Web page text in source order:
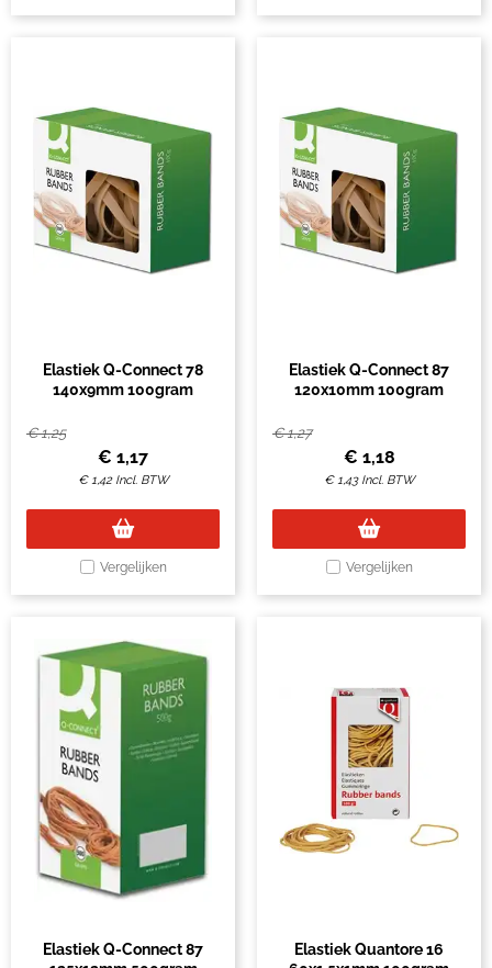
Elastiek Q-Connect 78
140x9mm 100gram
€1,25
€ 1,17
€1,42 Incl. BTW
Vergelijken
Elastiek Q-Connect 87
120x10mm 100gram
€1,27
€ 1,18
€1,43 Incl. BTW
Vergelijken
Elastiek Q-Connect 87
Elastiek Quantore 16